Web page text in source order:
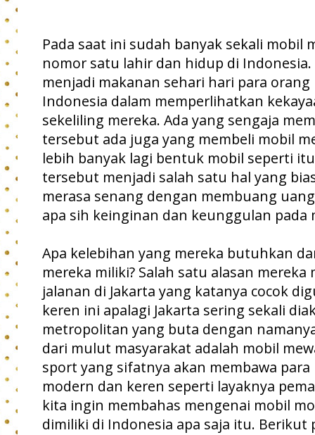
Pada saat ini sudah banyak sekali mobil
nomor satu lahir dan hidup di
menjadi makanan sehari hari para
Indonesia dalam memperlihatkan
sekeliling mereka. Ada yang sengaja
tersebut ada juga yang membeli mobil
lebih banyak lagi bentuk mobil seperti
tersebut menjadi salah satu hal yang
merasa senang dengan membuang
apa sih keinginan dan keunggulan pada
Apa kelebihan yang mereka butuhkan
mereka miliki? Salah satu alasan
jalanan di Jakarta yang katanya cocok
keren ini apalagi Jakarta sering sekali
metropolitan yang buta dengan
dari mulut masyarakat adalah mobil
sport yang sifatnya akan membawa
modern dan keren seperti layaknya
kita ingin membahas mengenai mobil
dimiliki di Indonesia apa saja itu. Berikut